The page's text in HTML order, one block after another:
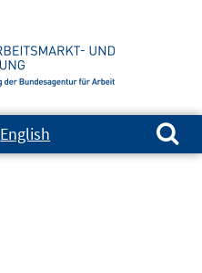
English
Suchen nach: